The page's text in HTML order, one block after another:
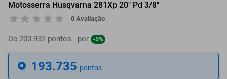
Motosserra Husqvarna 281Xp 20" Pd 3/8"
0 Avaliação
De 203.932 pontos por -5%
193.735 pontos